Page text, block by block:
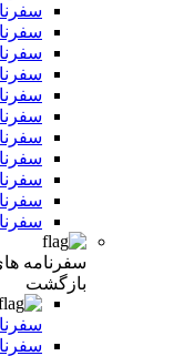
سفرنامه
بازگشت